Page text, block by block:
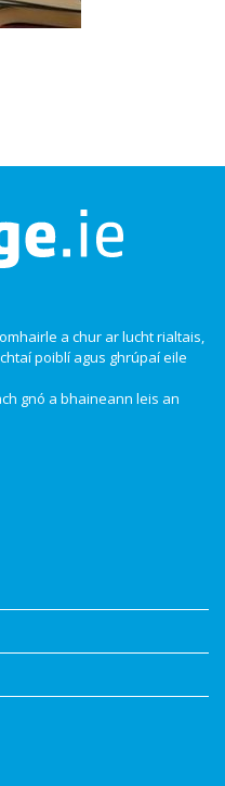
a chur ar lucht rialtais,
poiblí agus ghrúpaí eile
gnó a bhaineann leis an